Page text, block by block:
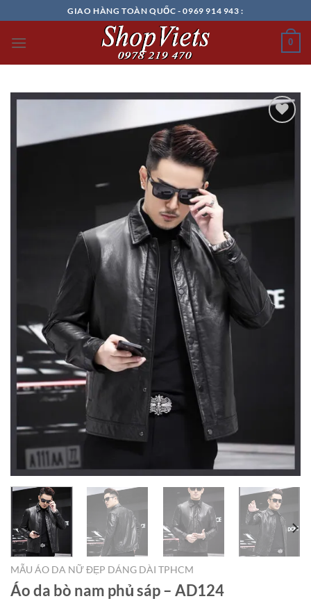
đến
nội
GIAO HÀNG TOÀN QUỐC - 0969 914 943 :
0
MẪU ÁO DA NỮ ĐẸP DÁNG DÀI TPHCM
Áo da bò nam phủ sáp – AD124